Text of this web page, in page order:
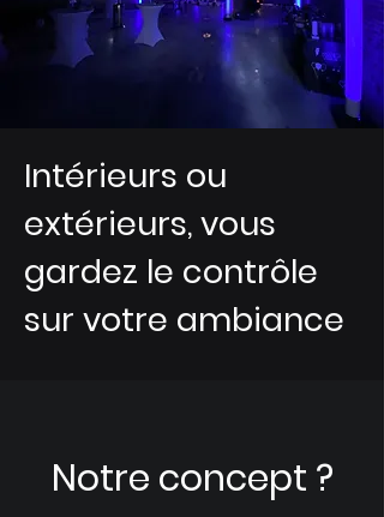
Intérieurs ou
extérieurs, vous
gardez le contrôle
sur votre ambiance
Notre concept ?